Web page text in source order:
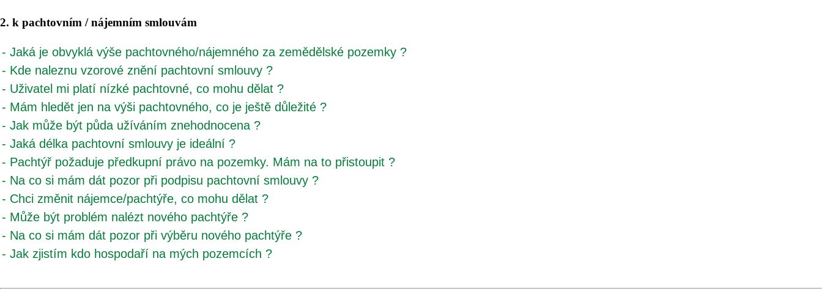
2. k pachtovním / nájemním smlouvám
- Jaká je obvyklá výše pachtovného/nájemného za zemědělské pozemky ?
- Kde naleznu vzorové znění pachtovní smlouvy ?
- Uživatel mi platí nízké pachtovné, co mohu dělat ?
- Mám hledět jen na výši pachtovného, co je ještě důležité ?
- Jak může být půda užíváním znehodnocena ?
- Jaká délka pachtovní smlouvy je ideální ?
- Pachtýř požaduje předkupní právo na pozemky. Mám na to přistoupit ?
- Na co si mám dát pozor při podpisu pachtovní smlouvy ?
- Chci změnit nájemce/pachtýře, co mohu dělat ?
- Může být problém nalézt nového pachtýře ?
- Na co si mám dát pozor při výběru nového pachtýře ?
- Jak zjistím kdo hospodaří na mých pozemcích ?